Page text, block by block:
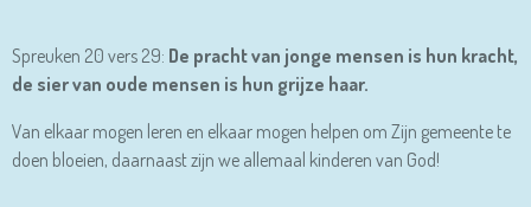
Spreuken 20 vers 29: De pracht van jonge mensen is hun kracht,
de sier van oude mensen is hun grijze haar.
Van elkaar mogen leren en elkaar mogen helpen om Zijn gemeente te
doen bloeien, daarnaast zijn we allemaal kinderen van God!